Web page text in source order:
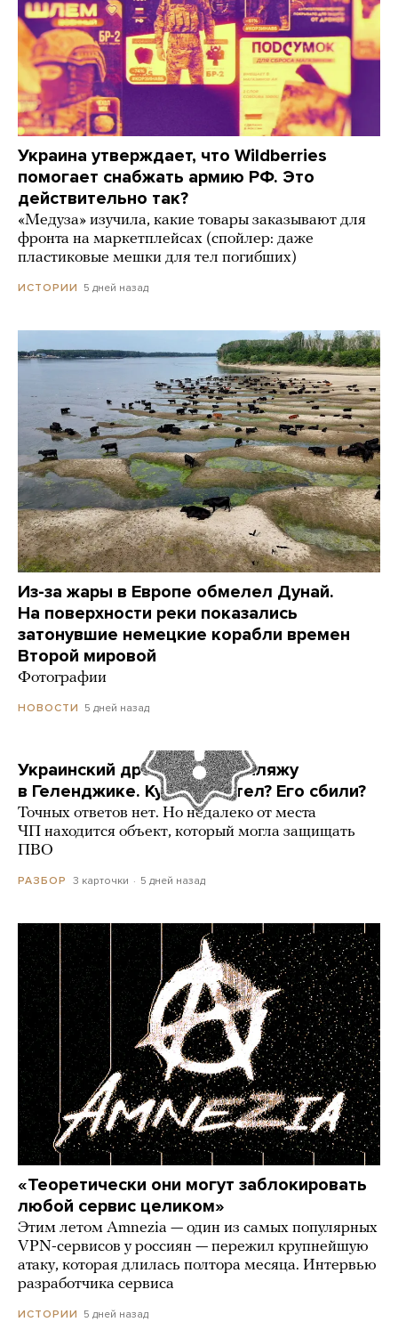
Украина утверждает, что Wildberries
помогает снабжать армию РФ. Это
действительно так?
«Медуза» изучила, какие товары заказывают для
фронта на маркетплейсах (спойлер: даже
пластиковые мешки для тел погибших)
ИСТОРИИ 5 дней назад
Из-за жары в Европе обмелел Дунай.
На поверхности реки показались
затонувшие немецкие корабли времен
Второй мировой
Фотографии
НОВОСТИ 5 дней назад
Украинский дрон попал по пляжу
в Геленджике. Куда он летел? Его сбили?
Точных ответов нет. Но недалеко от места
ЧП находится объект, который могла защищать
ПВО
РАЗБОР 3 карточки 5 дней назад
«Теоретически они могут заблокировать
любой сервис целиком»
Этим летом Amnezia — один из самых популярных
VPN-сервисов у россиян — пережил крупнейшую
атаку, которая длилась полтора месяца. Интервью
разработчика сервиса
ИСТОРИИ 5 дней назад